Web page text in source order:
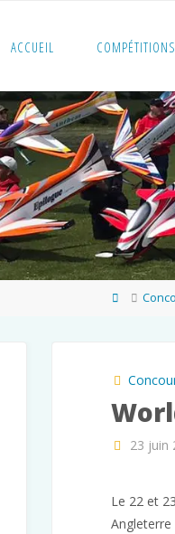
ACCUEIL COMPÉTITIONS
Home
23 juin
Le 22 et
Angleterre